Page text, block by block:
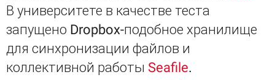
В университете в качестве теста
запущено Dropbox-подобное хранилище
для синхронизации файлов и
коллективной работы Seafile.